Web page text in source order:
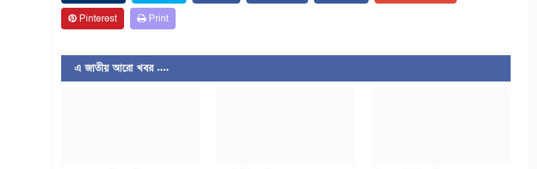
Pinterest
Print
এ জাতীয় আরো খবর ....